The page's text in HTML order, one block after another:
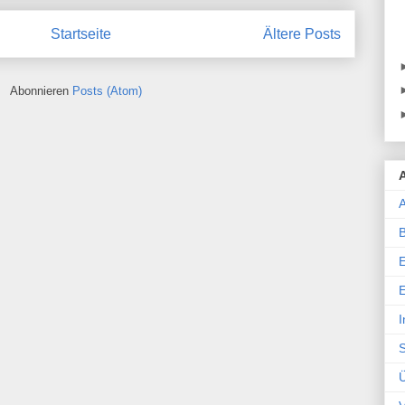
Ältere Posts
Startseite
Abonnieren Posts (Atom)